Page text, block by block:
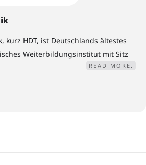
kurz HDT, ist Deutschlands ältestes
Weiterbildungsinstitut mit Sitz
READ MORE.